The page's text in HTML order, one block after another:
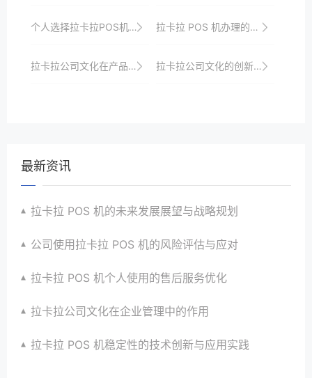
个人选择拉卡拉POS机的理由 拉卡拉 POS 机办理的流程优化建议
拉卡拉公司文化在产品中的体现 拉卡拉公司文化的创新精神
最新资讯
拉卡拉 POS 机的未来发展展望与战略规划
公司使用拉卡拉 POS 机的风险评估与应对
拉卡拉 POS 机个人使用的售后服务优化
拉卡拉公司文化在企业管理中的作用
拉卡拉 POS 机稳定性的技术创新与应用实践